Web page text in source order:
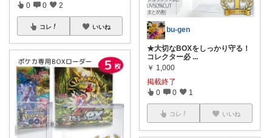
0 0 2
コレ いいね bu-gen
★大切なBOXをしっかり守る！
コレクター必 ...
￥ 1,000
掲載終了
0 0 1
コレ いいね